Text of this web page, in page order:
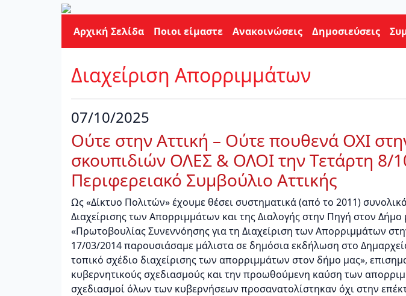
Αρχική Σελίδα Ποιοι είμαστε Ανακοινώσεις Δημοσιεύσεις
Διαχείριση Απορριμμάτων
07/10/2025
Ούτε στην Αττική – Ούτε πουθενά OXΙ
σκουπιδιών ΟΛΕΣ & ΟΛΟΙ την Τετάρτη 8/
Περιφερειακό Συμβούλιο Αττικής
Ως «Δίκτυο Πολιτών» έχουμε θέσει συστηματικά (από το 2011)
Διαχείρισης των Απορριμμάτων και της Διαλογής στην Πηγή στον
«Πρωτοβουλίας Συνεννόησης για τη Διαχείριση των Απορριμμάτων
17/03/2014 παρουσιάσαμε μάλιστα σε δημόσια εκδήλωση στο
τοπικό σχέδιο διαχείρισης των απορριμμάτων στον δήμο μας»,
κυβερνητικούς σχεδιασμούς και την προωθούμενη καύση των
σχεδιασμοί όλων των κυβερνήσεων προσανατολίστηκαν όχι στην